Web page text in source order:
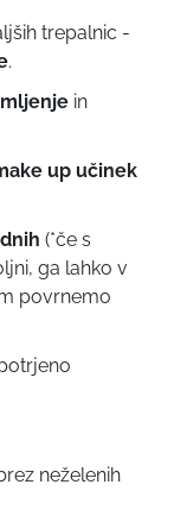
trepalnic -
.
in
up učinek
(*če s
ga lahko v
povrnemo
neželenih